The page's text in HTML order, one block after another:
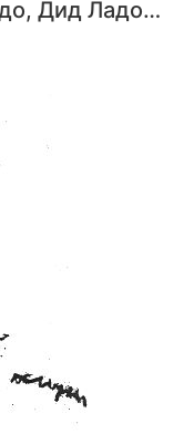
Дид Ладо…